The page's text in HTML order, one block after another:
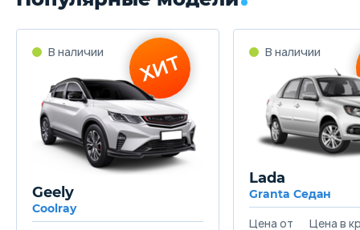
Geely
Coolray
Lada
Granta Седан